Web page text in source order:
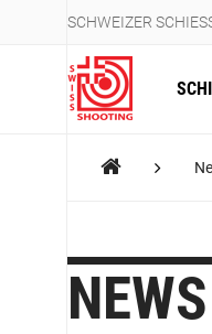
SCHWEIZER
NEWS